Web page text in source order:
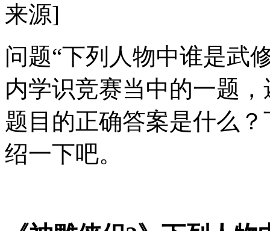
来源]
问题“下列人物中谁是武
内学识竞赛当中的一题
题目的正确答案是什么
绍一下吧。